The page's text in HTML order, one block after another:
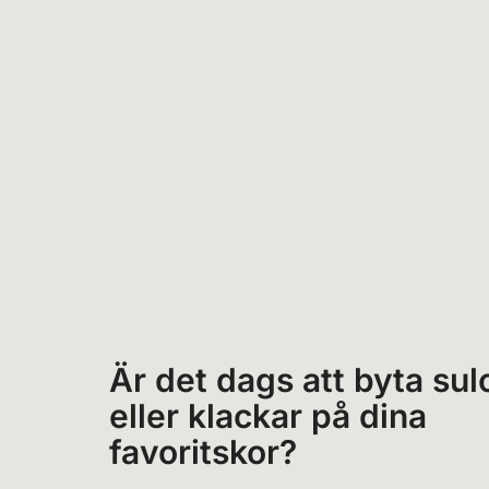
Är det dags att byta
eller klackar på dina
favoritskor?